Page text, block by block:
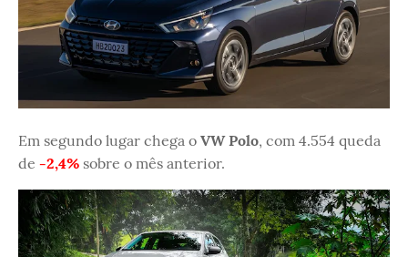
Em segundo lugar chega o VW Polo, com 4.554 queda
de -2,4% sobre o mês anterior.